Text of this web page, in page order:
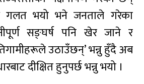
गलत भयो भने जनताले गरेका
सङ्घर्ष पनि खेर जाने र
उठाउँछन्’ भन्नु हुँदै अब
दीक्षित हुनुपर्छ भन्नु भयो ।